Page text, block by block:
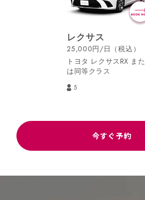
レクサス
25,000円/日（税込）
トヨタ レクサスRX また
は同等クラス
5
今すぐ予約